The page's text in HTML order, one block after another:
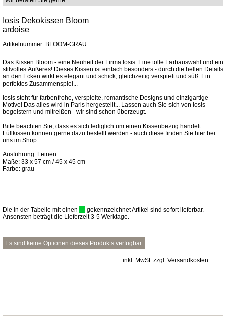
Iosis Dekokissen Bloom
ardoise
Artikelnummer: BLOOM-GRAU
Das Kissen Bloom - eine Neuheit der Firma Iosis. Eine tolle Farbauswahl und ein
stilvolles Äußeres! Dieses Kissen ist einfach besonders - durch die hellen Details
an den Ecken wirkt es elegant und schick, gleichzeitig verspielt und süß. Ein
perfektes Zusammenspiel...
Iosis steht für farbenfrohe, verspielte, romantische Designs und einzigartige
Motive! Das alles wird in Paris hergestellt... Lassen auch Sie sich von Iosis
begeistern und mitreißen - wir sind schon überzeugt.
Bitte beachten Sie, dass es sich lediglich um einen Kissenbezug handelt.
Füllkissen können gerne dazu bestellt werden - auch diese finden Sie hier bei
uns im Shop.
Ausführung: Leinen
Maße: 33 x 57 cm / 45 x 45 cm
Farbe: grau
Die in der Tabelle mit einen
gekennzeichnet Artikel sind sofort lieferbar.
Ansonsten beträgt die Lieferzeit 3-5 Werktage.
Es sind keine Optionen dieses Produkts verfügbar.
inkl. MwSt. zzgl. Versandkosten